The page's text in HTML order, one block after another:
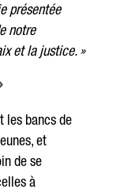
présentée
notre
et la justice. »
les bancs de
et
de se
à